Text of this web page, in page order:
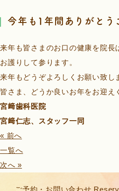
今年も1年間ありがとう
来年も皆さまのお口の健康を院長
お護りして参ります。
来年もどうぞよろしくお願い致し
皆さま、どうか良いお年をお迎え
宮﨑歯科医院
宮﨑仁志、スタッフ一同
« 前へ
一覧へ
次へ »
ご予約・お問い合わせ